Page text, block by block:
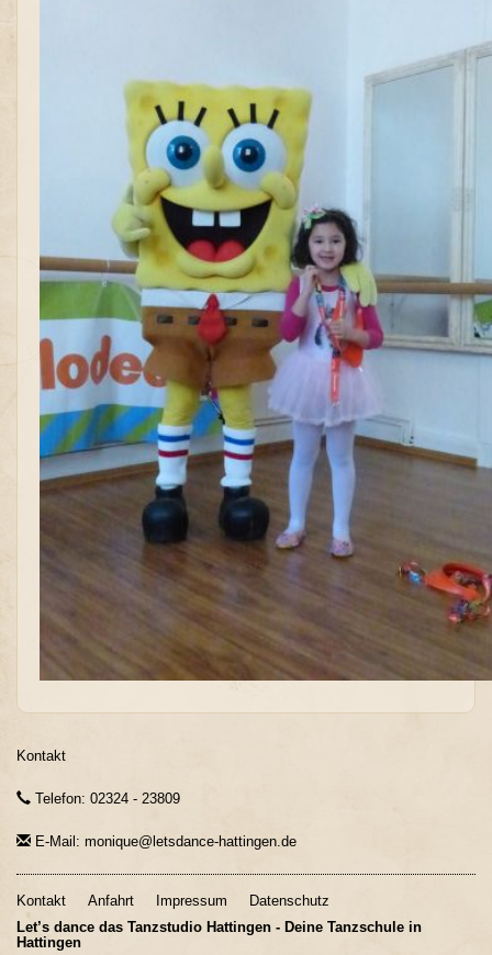
Kontakt
Telefon: 02324 - 23809
E-Mail: monique@letsdance-hattingen.de
Kontakt Anfahrt Impressum
Datenschutz
Let’s dance das Tanzstudio Hattingen - Deine Tanzschule in
Hattingen